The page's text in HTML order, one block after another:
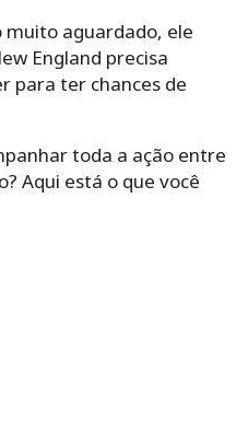
muito aguardado, ele
England precisa
para ter chances de
toda a ação entre
Aqui está o que você